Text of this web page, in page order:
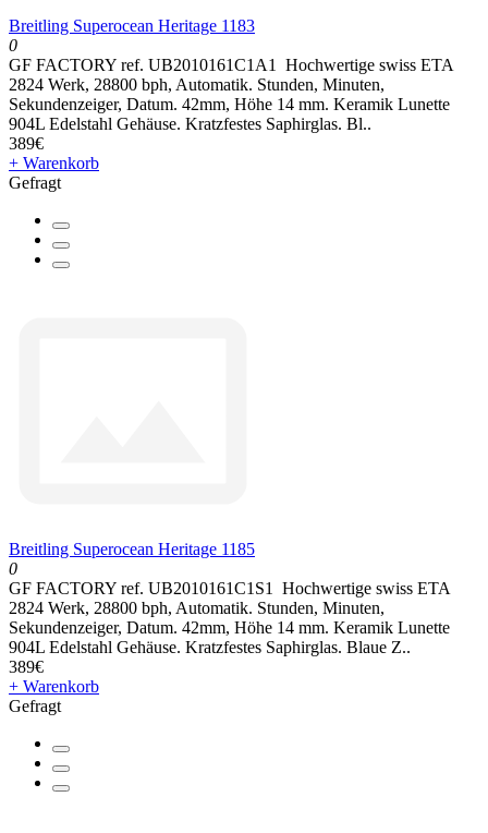
Breitling Superocean Heritage 1183
0
GF FACTORY ref. UB2010161C1A1 Hochwertige swiss ETA
2824 Werk, 28800 bph, Automatik. Stunden, Minuten,
Sekundenzeiger, Datum. 42mm, Höhe 14 mm. Keramik Lunette
904L Edelstahl Gehäuse. Kratzfestes Saphirglas. Bl..
389€
+ Warenkorb
Gefragt
Breitling Superocean Heritage 1185
0
GF FACTORY ref. UB2010161C1S1 Hochwertige swiss ETA
2824 Werk, 28800 bph, Automatik. Stunden, Minuten,
Sekundenzeiger, Datum. 42mm, Höhe 14 mm. Keramik Lunette
904L Edelstahl Gehäuse. Kratzfestes Saphirglas. Blaue Z..
389€
+ Warenkorb
Gefragt